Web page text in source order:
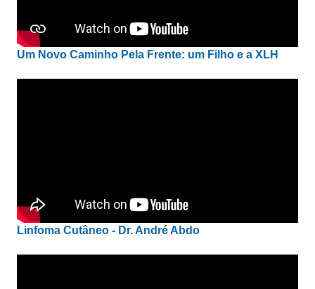
Um Novo Caminho Pela Frente: um Filho e a XLH
Linfoma Cutâneo - Dr. André Abdo